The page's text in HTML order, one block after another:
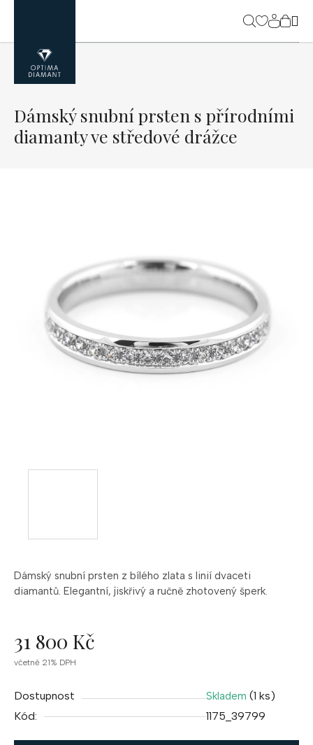
obsah
Dámský snubní prsten z bílého zlata s linií dvaceti
diamantů. Elegantní, jiskřivý a ručně zhotovený šperk.
31 800 Kč
Měrná
včetně 21% DPH
Dostupnost Skladem (1 ks)
Kód:
1175_39799
Dámský snubní prsten s přírodními
diamanty ve středové drážce